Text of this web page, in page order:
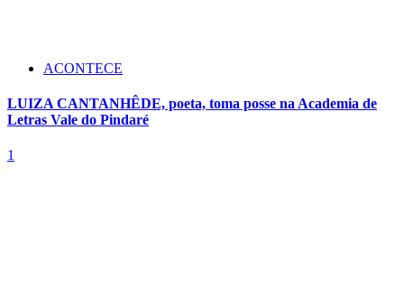
ACONTECE
LUIZA CANTANHÊDE, poeta, toma posse na Academia de
Letras Vale do Pindaré
1